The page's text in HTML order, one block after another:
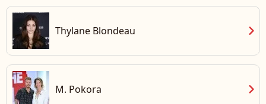
Thylane Blondeau chevron_right
M. Pokora chevron_right